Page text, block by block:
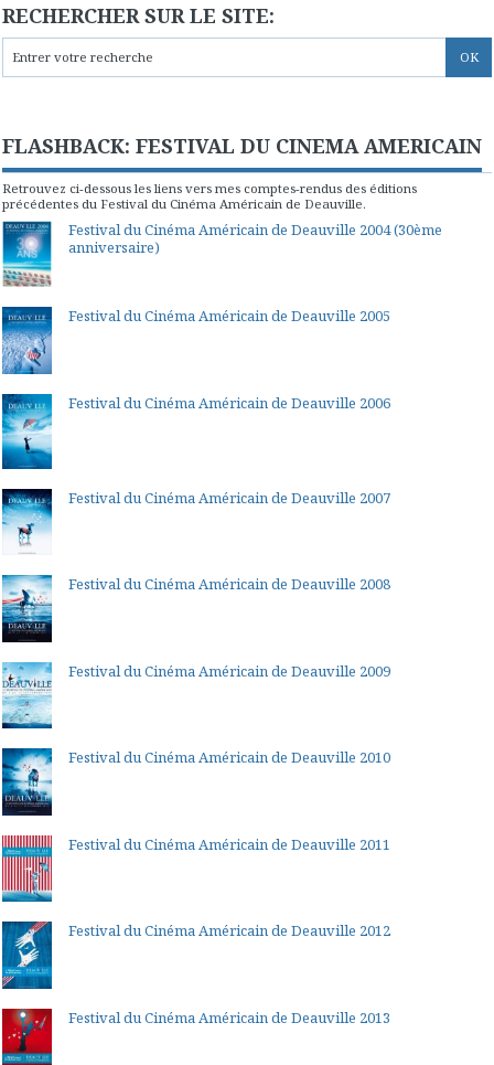
RECHERCHER SUR LE SITE:
FLASHBACK: FESTIVAL DU CINEMA AMERICAIN
Retrouvez ci-dessous les liens vers mes comptes-rendus des éditions
précédentes du Festival du Cinéma Américain de Deauville.
Festival du Cinéma Américain de Deauville 2004 (30ème
anniversaire)
Festival du Cinéma Américain de Deauville 2005
Festival du Cinéma Américain de Deauville 2006
Festival du Cinéma Américain de Deauville 2007
Festival du Cinéma Américain de Deauville 2008
Festival du Cinéma Américain de Deauville 2009
Festival du Cinéma Américain de Deauville 2010
Festival du Cinéma Américain de Deauville 2011
Festival du Cinéma Américain de Deauville 2012
Festival du Cinéma Américain de Deauville 2013